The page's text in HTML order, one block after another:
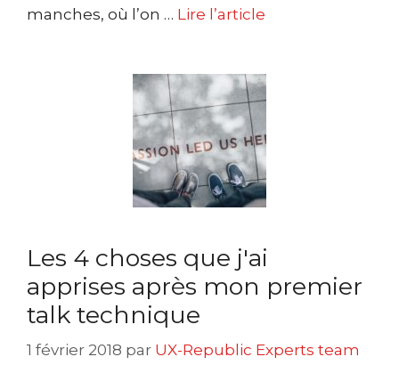
manches, où l’on … Lire l’article
Les 4 choses que j'ai
apprises après mon premier
talk technique
1 février 2018 par UX-Republic Experts team